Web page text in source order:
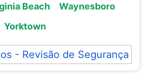
Beach
Waynesboro
Yorktown
- Revisão de Segurança